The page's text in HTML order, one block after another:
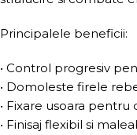
Principalele beneficii:
• Control progresiv
• Domoleste firele
• Fixare usoara pentru
• Finisaj flexibil si